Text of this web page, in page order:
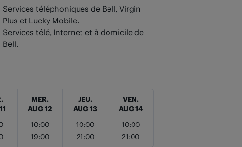
Services téléphoniques de Bell, Virgin
Plus et Lucky Mobile.
Services télé, Internet et à domicile de
Bell.
MER.
AUG 12
10:00
19:00
JEU.
AUG 13
10:00
21:00
VEN.
AUG 14
10:00
21:00